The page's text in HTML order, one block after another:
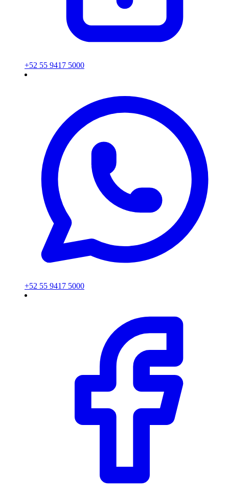
+52 55 9417 5000
+52 55 9417 5000